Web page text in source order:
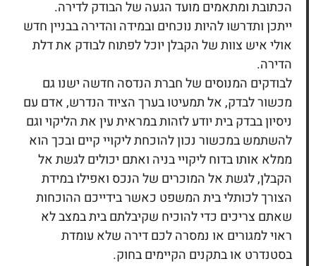
הכתובת ומתאמים מועד הגעה של הבודק לדירה.
ייתכן ותדרשו להיות נוכחים ובמידה והדירה בבניין חדש
אולי איש צוות של הקבלן יוכל לפתוח לבודק את דלת
הדירה.
לבודקים המנוסים של חברת הנדסה חדשה ישנו גם
מכשור לבדק, אל תמעיטו בערך הציוד הנדרש, אדם עם
ניסיון בבדק בית יודע לזהות במראית עין את הליקוי וגם
להשתמש במכשור נכון להוכחת ליקויי קיים ובכך הוא
ממלא אותו בדוח ליקויי בניה ואתם יכולים לגשת אל
הקבלן, לגשת אל המוכרים של הנכס ואפילו במידת
הצורך לכותלי בית המשפט כאשר בידייכם ההוכחות
שאתם צריכים כדי להוכיח שקיבלתם בית במצב לא
ראוי למגורים או נמסרה לכם דירה שלא עומדת
בסטנדרט או בתקנים הקיימים בחוק.